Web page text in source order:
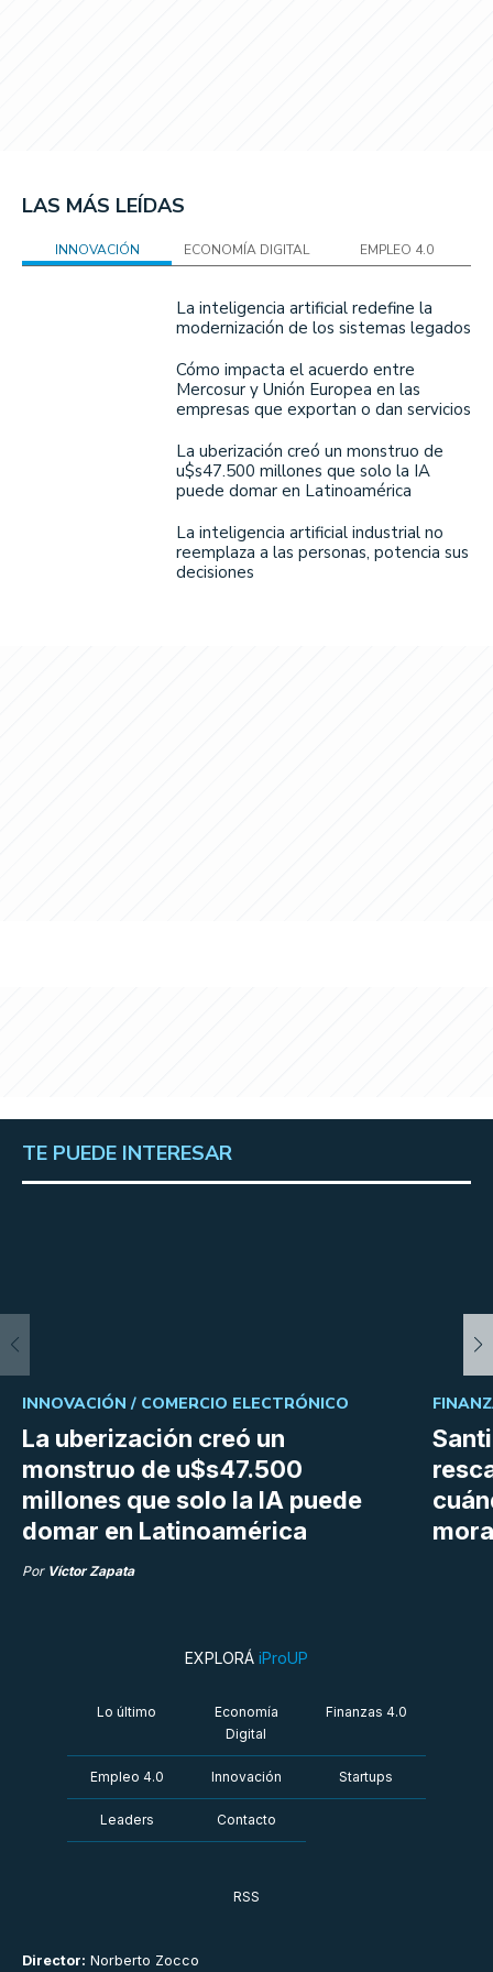
LAS MÁS LEÍDAS
INNOVACIÓN ECONOMÍA DIGITAL EMPLEO 4.0
La inteligencia artificial redefine la
modernización de los sistemas legados
Cómo impacta el acuerdo entre
Mercosur y Unión Europea en las
empresas que exportan o dan servicios
La uberización creó un monstruo de
u$s47.500 millones que solo la IA
puede domar en Latinoamérica
La inteligencia artificial industrial no
reemplaza a las personas, potencia sus
decisiones
TE PUEDE INTERESAR
La uberización creó un
monstruo de u$s47.500
millones que solo la IA puede
domar en Latinoamérica
INNOVACIÓN / COMERCIO ELECTRÓNICO
Por Víctor Zapata
Director: Norberto Zocco
EXPLORÁ iProUP
Lo último
Economía
Digital
Finanzas 4.0
Empleo 4.0 Innovación Startups
Leaders Contacto
RSS